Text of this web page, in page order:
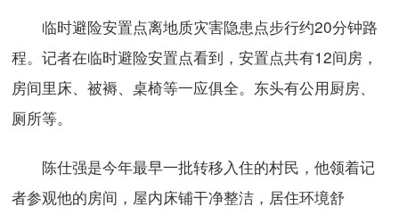
临时避险安置点离地质灾害隐患点步行约20分钟路
程。记者在临时避险安置点看到，安置点共有12间房，
房间里床、被褥、桌椅等一应俱全。东头有公用厨房、
厕所等。
陈仕强是今年最早一批转移入住的村民，他领着记
者参观他的房间，屋内床铺干净整洁，居住环境舒